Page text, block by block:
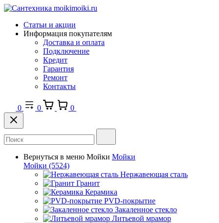
Статьи и акции
Информация покупателям
Доставка и оплата
Подключение
Кредит
Гарантия
Ремонт
Контакты
0 0 0
Вернуться в меню Мойки Мойки
Мойки (5524)
Нержавеющая сталь
Гранит
Керамика
PVD-покрытие
Закаленное стекло
Литьевой мрамор